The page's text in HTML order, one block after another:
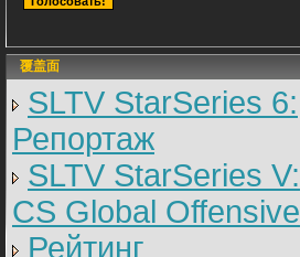
覆盖面
SLTV StarSeries 6:
Репортаж
SLTV StarSeries V:
CS Global Offensive
Рейтинг